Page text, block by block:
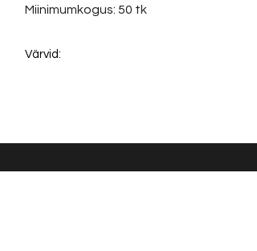
Miinimumkogus: 50 tk
Värvid: